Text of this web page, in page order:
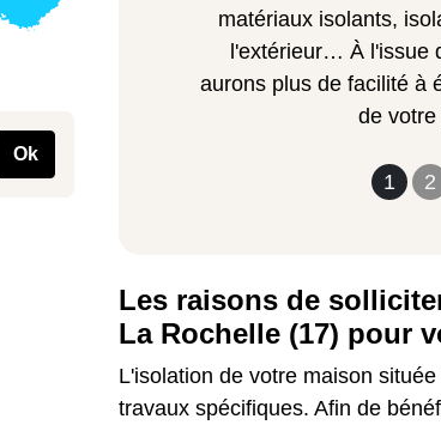
Ok
1 2
matériaux isolants,
l'extérieur… À l'issue
aurons plus de facilité à
de votre
Les raisons de
La Rochelle (17) pour
L'isolation de votre maison
travaux spécifiques. Afin de